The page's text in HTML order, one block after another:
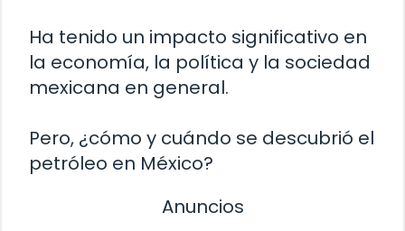
Ha tenido un impacto significativo en
la economía, la política y la sociedad
mexicana en general.
Pero, ¿cómo y cuándo se descubrió el
petróleo en México?
Anuncios